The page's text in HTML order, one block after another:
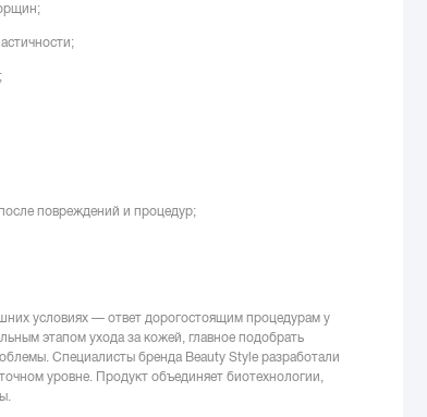
повреждений и процедур;
условиях — ответ дорогостоящим процедурам у
этапом ухода за кожей, главное подобрать
Специалисты бренда Beauty Style разработали
уровне. Продукт объединяет биотехнологии,